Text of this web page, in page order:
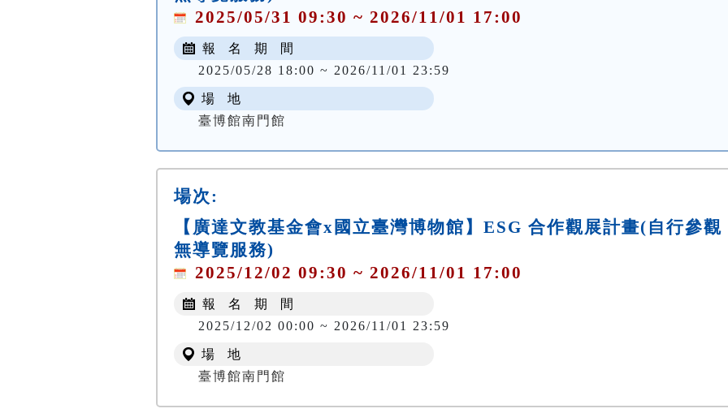
2025/05/31 09:30 ~ 2026/11/01 17:00
報 名 期 間
2025/05/28 18:00 ~ 2026/11/01 23:59
場 地
臺博館南門館
場次:
【廣達文教基金會x國立臺灣博物館】ESG 合作觀展計畫(自行參觀
無導覽服務)
2025/12/02 09:30 ~ 2026/11/01 17:00
報 名 期 間
2025/12/02 00:00 ~ 2026/11/01 23:59
場 地
臺博館南門館